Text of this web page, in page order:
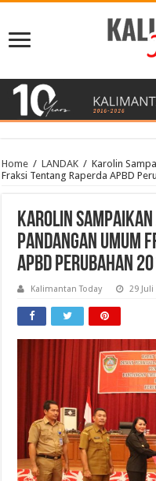
Home / LANDAK / Karolin
Fraksi Tentang Raperda APBD
Karolin
Pandangan Umum
APBD Perubahan
Kalimantan Today 29 Juli